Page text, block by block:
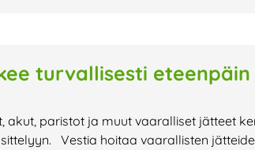
turvallisesti eteenpäin
akut, paristot ja muut vaaralliset jätteet
Vestia hoitaa vaarallisten